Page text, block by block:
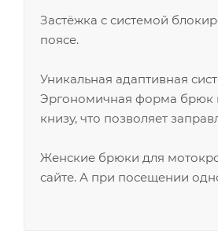
Застёжка с системой
поясе.
Уникальная адаптивная
Эргономичная форма брюк
книзу, что позволяет
Женские брюки для
сайте. А при посещении